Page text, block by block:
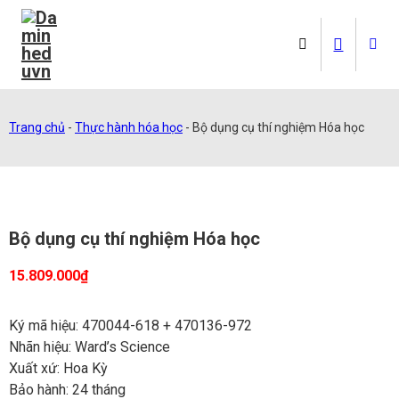
Trang chủ - Thực hành hóa học - Bộ dụng cụ thí nghiệm Hóa học
Bộ dụng cụ thí nghiệm Hóa học
15.809.000₫
Ký mã hiệu: 470044-618 + 470136-972
Nhãn hiệu: Ward’s Science
Xuất xứ: Hoa Kỳ
Bảo hành: 24 tháng